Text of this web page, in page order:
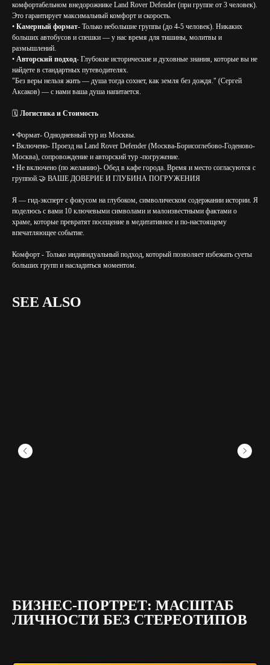
комфортабельном внедорожнике Land Rover Defender (при группе от 3 человек).
Это гарантирует максимальный комфорт и скорость.
• Камерный формат- Только небольшие группы (до 4-5 человек). Никаких
больших автобусов и спешки — у нас время для тишины, молитвы и
размышлений.
• Авторский подход- Глубокие исторические и духовные знания, которые вы не
найдете в стандартных путеводителях.
"Без веры нельзя жить — душа тогда сохнет, как земля без дождя." (Сергей
Аксаков) — с нами ваша душа напитается.
🗓️ Логистика и Стоимость
• Формат- Однодневный тур из Москвы.
• Включено- Проезд на Land Rover Defender (Москва-Борисоглебово-Годеново-
Москва), сопровождение и авторский тур -погружение.
• Не включено (по желанию)- Обед в кафе города. Время и место согласуются с
группой.🤝 ВАШЕ ДОВЕРИЕ И ГЛУБИНА ПОГРУЖЕНИЯ
Я — гид-эксперт с фокусом на глубоком, символическом содержании истории. Я
поделюсь с вами 10 ключевыми символами и малоизвестными фактами о
храме, которые превратят посещение в медитативное и по-настоящему
впечатляющее событие.
Комфорт - Только индивидуальный подход, который позволяет избежать суеты
больших групп и насладиться моментом.
SEE ALSO
БИЗНЕС-ПОРТРЕТ: МАСШТАБ
ЛИЧНОСТИ БЕЗ СТЕРЕОТИПОВ